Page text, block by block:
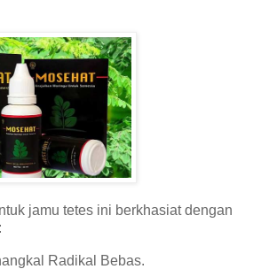
jamu tetes ini berkhasiat dengan
Radikal Bebas.